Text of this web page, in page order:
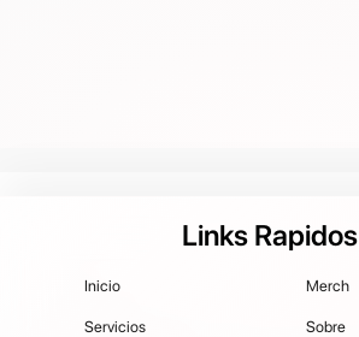
Links Rapidos
Inicio
Servicios
Merch
Sobre